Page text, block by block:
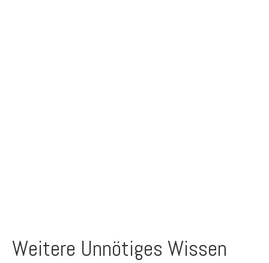
Weitere Unnötiges Wissen